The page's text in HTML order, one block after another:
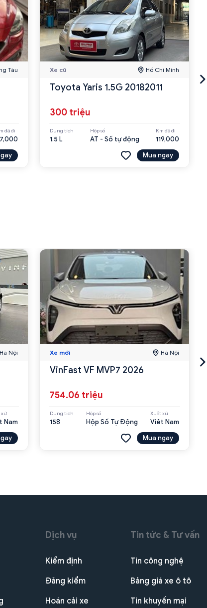
Tàu
đã đi
Xe cũ Hồ Chí Minh
Toyota Yaris 1.5G 20182011
300 triệu
Dung tích
1.5 L
Hộp số
AT - Số tự động
Km đã đi
119,000
Mua ngay
Hà Nội
xứ
Nam
Xe mới Hà Nội
VinFast VF MVP7 2026
754.06 triệu
Dung tích
158
Hộp số
Hộp Số Tự Động
Xuất xứ
Viêt Nam
Mua ngay
Dịch vụ
Kiểm định
Đăng kiểm
Hoán cải xe
Tin tức & Tư vấn
Tin công nghệ
Bảng giá xe ô tô
Tin khuyến mại